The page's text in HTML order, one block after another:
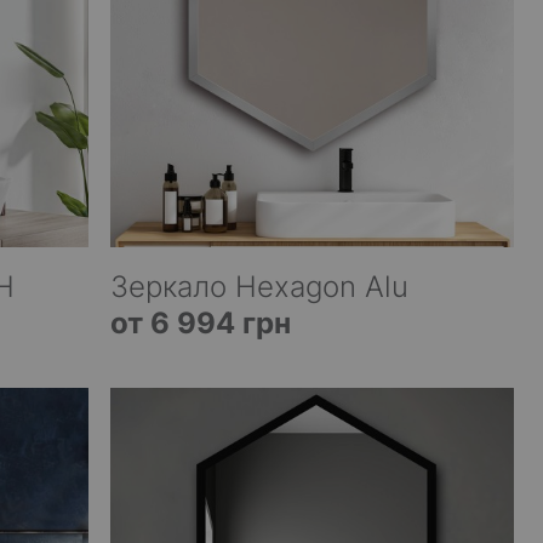
Зеркало Hexagon Alu
от 6 994 грн